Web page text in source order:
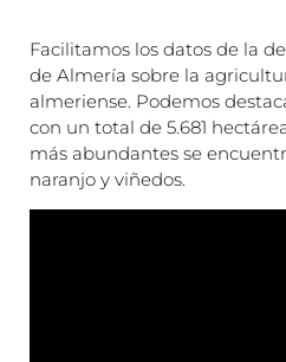
Facilitamos los datos de la
de Almería sobre la
almeriense. Podemos
con un total de 5.681
más abundantes se
naranjo y viñedos.